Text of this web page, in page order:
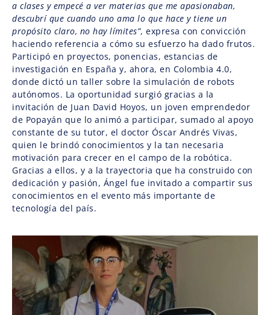
a clases y empecé a ver materias que me apasionaban,
descubrí que cuando uno ama lo que hace y tiene un
propósito claro, no hay límites”, expresa con convicción
haciendo referencia a cómo su esfuerzo ha dado frutos.
Participó en proyectos, ponencias, estancias de
investigación en España y, ahora, en Colombia 4.0,
donde dictó un taller sobre la simulación de robots
autónomos. La oportunidad surgió gracias a la
invitación de Juan David Hoyos, un joven emprendedor
de Popayán que lo animó a participar, sumado al apoyo
constante de su tutor, el doctor Óscar Andrés Vivas,
quien le brindó conocimientos y la tan necesaria
motivación para crecer en el campo de la robótica.
Gracias a ellos, y a la trayectoria que ha construido con
dedicación y pasión, Ángel fue invitado a compartir sus
conocimientos en el evento más importante de
tecnología del país.